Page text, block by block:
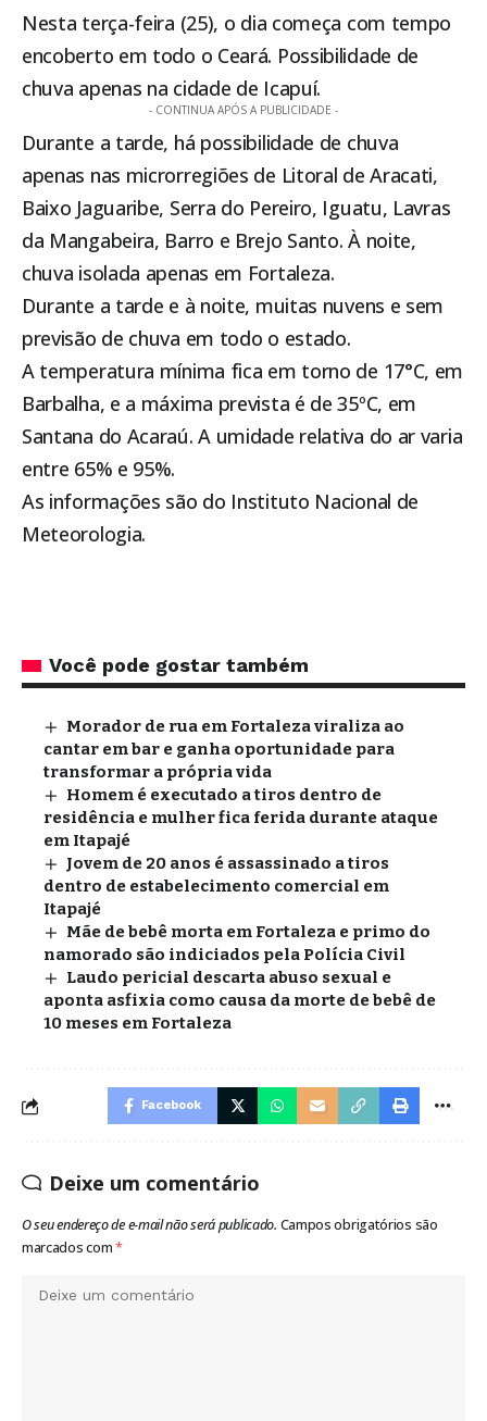
Nesta terça-feira (25), o dia começa com tempo
encoberto em todo o Ceará. Possibilidade de
chuva apenas na cidade de Icapuí.
- CONTINUA APÓS A PUBLICIDADE -
Durante a tarde, há possibilidade de chuva
apenas nas microrregiões de Litoral de Aracati,
Baixo Jaguaribe, Serra do Pereiro, Iguatu, Lavras
da Mangabeira, Barro e Brejo Santo. À noite,
chuva isolada apenas em Fortaleza.
Durante a tarde e à noite, muitas nuvens e sem
previsão de chuva em todo o estado.
A temperatura mínima fica em torno de 17°C, em
Barbalha, e a máxima prevista é de 35ºC, em
Santana do Acaraú. A umidade relativa do ar varia
entre 65% e 95%.
As informações são do Instituto Nacional de
Meteorologia.
Você pode gostar também
Morador de rua em Fortaleza viraliza ao
cantar em bar e ganha oportunidade para
transformar a própria vida
Homem é executado a tiros dentro de
residência e mulher fica ferida durante ataque
em Itapajé
Jovem de 20 anos é assassinado a tiros
dentro de estabelecimento comercial em
Itapajé
Mãe de bebê morta em Fortaleza e primo do
namorado são indiciados pela Polícia Civil
Laudo pericial descarta abuso sexual e
aponta asfixia como causa da morte de bebê de
10 meses em Fortaleza
Facebook
Deixe um comentário
O seu endereço de e-mail não será publicado. Campos obrigatórios são
marcados com*